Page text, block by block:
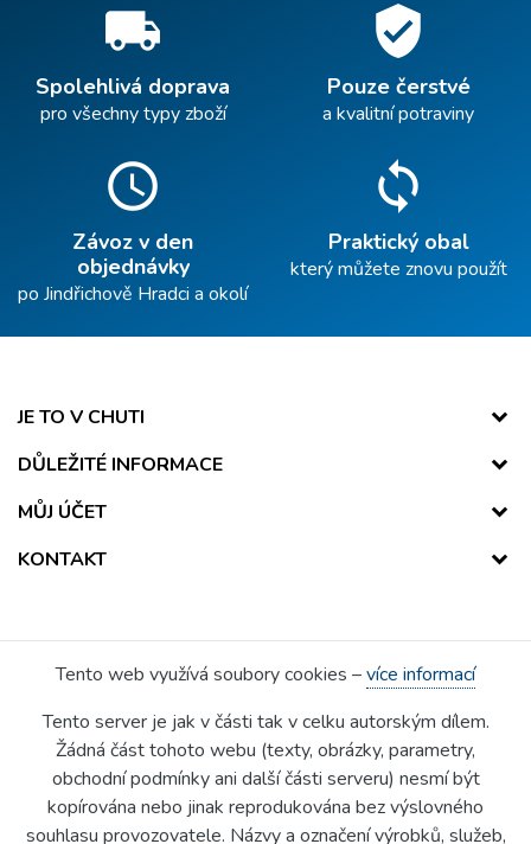
local_shipping
Spolehlivá doprava
pro všechny typy zboží
verified_user
Pouze čerstvé
a kvalitní potraviny
schedule
Závoz v den
objednávky
po Jindřichově Hradci a okolí
sync
Praktický obal
který můžete znovu použít
JE TO V CHUTI
DŮLEŽITÉ INFORMACE
MŮJ ÚČET
KONTAKT
Tento web využívá soubory cookies –více informací
Tento server je jak v části tak v celku autorským dílem.
Žádná část tohoto webu (texty, obrázky, parametry,
obchodní podmínky ani další části serveru) nesmí být
kopírována nebo jinak reprodukována bez výslovného
souhlasu provozovatele. Názvy a označení výrobků, služeb,